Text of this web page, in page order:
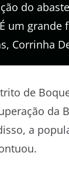
do
um grande
Corrinha
de
da
a